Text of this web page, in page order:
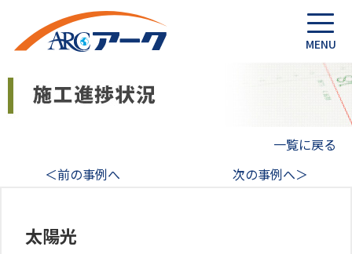
一覧に戻る
＜前の事例へ
次の事例へ＞
太陽光